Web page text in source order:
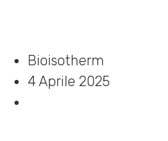
Bioisotherm
4 Aprile 2025